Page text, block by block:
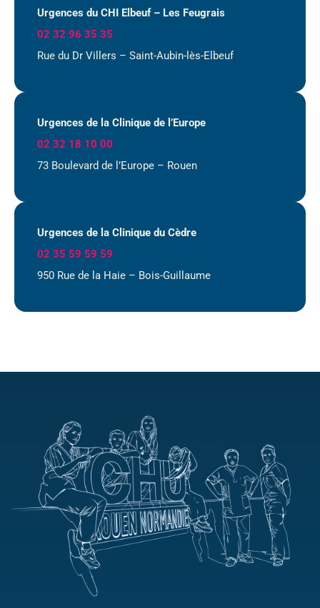
Urgences du CHI Elbeuf – Les Feugrais
02 32 96 35 35
Rue du Dr Villers – Saint-Aubin-lès-Elbeuf
Urgences de la Clinique de l’Europe
02 32 18 10 00
73 Boulevard de l’Europe – Rouen
Urgences de la Clinique du Cèdre
02 35 59 59 59
950 Rue de la Haie – Bois-Guillaume